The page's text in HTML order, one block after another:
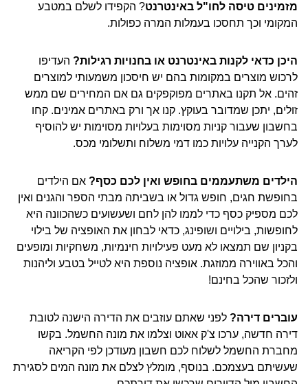
מזמינים טיסה לחו"ל באינטרנט? הקפידו לשלם במטבע
המקומי וכך תחסכו בעמלות המרה כפולות.
היכן כדאי לקנות באינטרנט או בחנויות רגילות? העדיפו
לרכוש מוצרים במקומות בהם יש חיסכון משמעותי למוצרים
זהים. אל תקנו באתרים מפוקפקים גם אם המחירים שם ממש
זולים, יתכן שמדובר בעוקץ. קנו אך ורק באתרים אמינים. קחו
בחשבון שעבור קניות מסוימות בעלויות מסוימות יש להוסיף
לערך הקנייה עלויות כמו דמי משלוח ותשלומי מכס.
הילדים משתעממים בחופש ואין לכם כסף? אם הילדים
בחופשת חגים, חופש גדול או בשביתה מבתי הספר והגנים ואין
לכם מספיק כסף כדי לממו להן לחם ושעשועים כשהכוונה היא
לחופשות, בילויים ושופינג, כדאי לבחון את האופציה של בילוי
בקניון שם תמצאו לא מעט פעילויות חינמיות, משחקיות ומופעים
והכל באווירה ממוזגת. אופציה נוספת היא לטייל בטבע וליהנות
ולזכור שהכל בחינם!
עוברים דירה? לפני שאתם עוזבים את הדירה הישנה לטובת
דירה חדשה, ערכו צ'ק אאוט וצלמו את מונה החשמל. בקשו
מחברת החשמל לשלוח לכם חשבון מעודכן לפי הקריאה
שעשיתם בעצמכם. בנוסף, מומלץ לצלם את מונה המים לסגירת